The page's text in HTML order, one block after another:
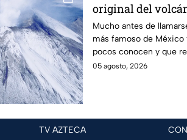
original del
Mucho antes de
más famoso de
pocos conocen y que
cosmovisión de los
05 agosto, 2026
TV AZTECA